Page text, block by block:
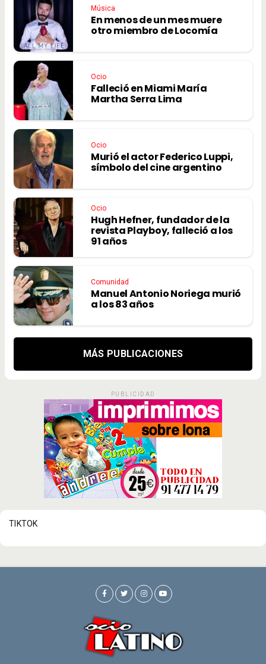
Música
En menos de un mes muere
otro miembro de Locomía
Ocio
Falleció en Miami María
Martha Serra Lima
Ocio
Murió el actor Federico Luppi,
símbolo del cine argentino
Ocio
Hugh Hefner, fundador de la
revista Playboy, falleció a los
91 años
Comunidad
Manuel Antonio Noriega murió
a los 83 años
MÁS PUBLICACIONES
PUBLICIDAD
TIKTOK